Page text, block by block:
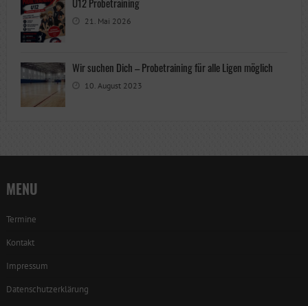
21. Mai 2026
Wir suchen Dich – Probetraining für alle Ligen möglich
10. August 2023
MENU
Termine
Kontakt
Impressum
Datenschutzerklärung